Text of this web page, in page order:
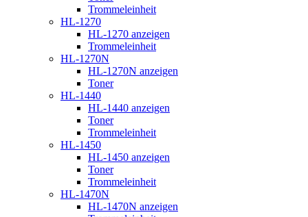
Trommeleinheit
HL-1270
HL-1270 anzeigen
Trommeleinheit
HL-1270N
HL-1270N anzeigen
Toner
HL-1440
HL-1440 anzeigen
Toner
Trommeleinheit
HL-1450
HL-1450 anzeigen
Toner
Trommeleinheit
HL-1470N
HL-1470N anzeigen